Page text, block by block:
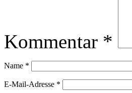
Kommentar *
Name *
E-Mail-Adresse *